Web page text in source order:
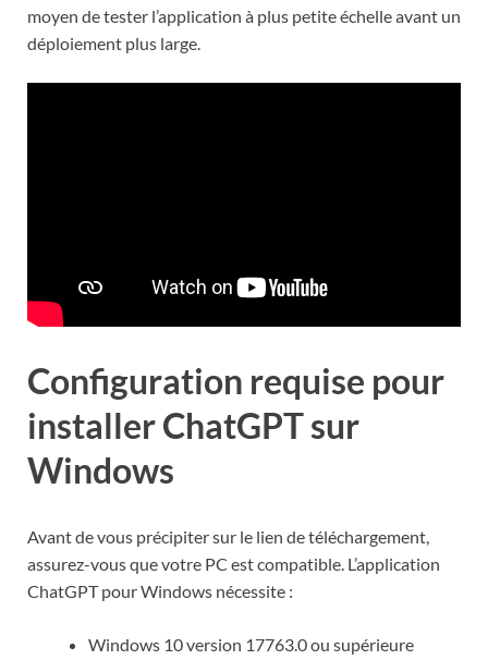
moyen de tester l’application à plus petite échelle avant un
déploiement plus large.
Configuration requise pour
installer ChatGPT sur
Windows
Avant de vous précipiter sur le lien de téléchargement,
assurez-vous que votre PC est compatible. L’application
ChatGPT pour Windows nécessite :
Windows 10 version 17763.0 ou supérieure